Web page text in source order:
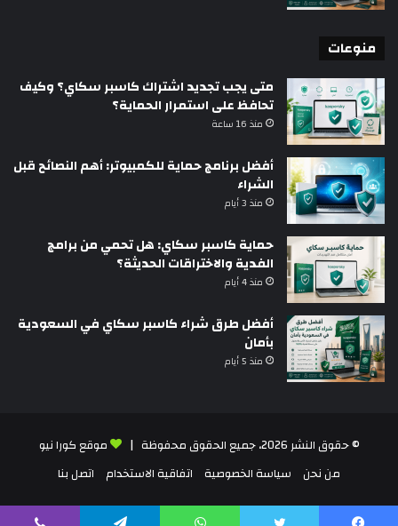
منوعات
متى يجب تجديد اشتراك كاسبر سكاي؟ وكيف
تحافظ على استمرار الحماية؟
منذ 16 ساعة
أفضل برنامج حماية للكمبيوتر: أهم النصائح قبل
الشراء
منذ 3 أيام
حماية كاسبر سكاي: هل تحمي من برامج
الفدية والاختراقات الحديثة؟
منذ 4 أيام
أفضل طرق شراء كاسبر سكاي في السعودية
بأمان
منذ 5 أيام
© حقوق النشر 2026، جميع الحقوق محفوظة |
موقع كورا نيو
من نحن
سياسة الخصوصية اتفاقية الاستخدام اتصل بنا